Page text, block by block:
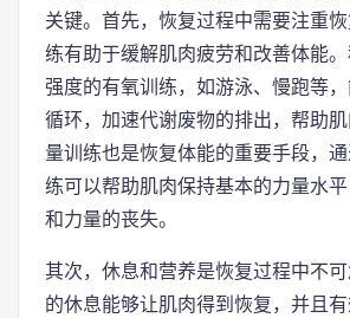
关键。首先，恢复过程中需要注重
练有助于缓解肌肉疲劳和改善体能
强度的有氧训练，如游泳、慢跑等
循环，加速代谢废物的排出，帮助
量训练也是恢复体能的重要手段，
练可以帮助肌肉保持基本的力量水
和力量的丧失。
其次，休息和营养是恢复过程中不
的休息能够让肌肉得到恢复，并且